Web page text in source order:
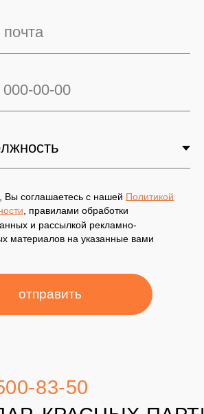
и рассылкой рекламно-
83-50
КРАСНЫХ ПАРТИЗАН